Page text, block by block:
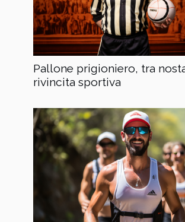
Pallone prigioniero, tra
rivincita sportiva